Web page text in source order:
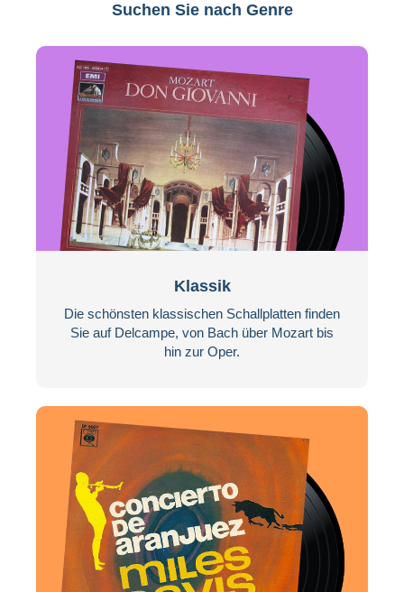
Suchen Sie nach Genre
Klassik
Die schönsten klassischen Schallplatten finden
Sie auf Delcampe, von Bach über Mozart bis
hin zur Oper.